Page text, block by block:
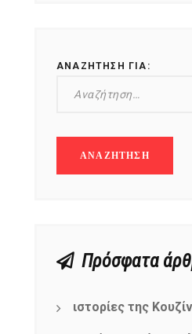
ΑΝΑΖΉΤΗΣΗ ΓΙΑ:
Πρόσφατα
ιστορίες της